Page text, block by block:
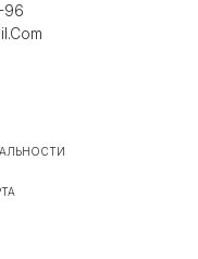
96